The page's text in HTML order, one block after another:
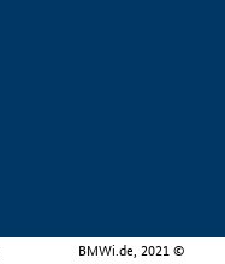
BMWi.de, 2021 ©